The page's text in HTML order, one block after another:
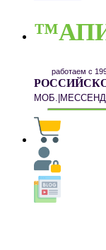
работаем с